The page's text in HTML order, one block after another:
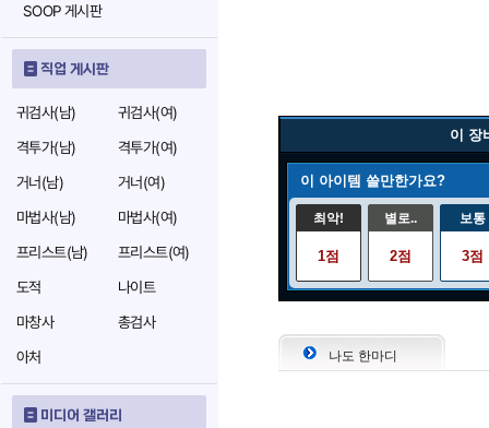
SOOP 게시판
직업 게시판
귀검사(남)
귀검사(여)
격투가(남)
격투가(여)
거너(남)
거너(여)
마법사(남)
마법사(여)
프리스트(남)
프리스트(여)
도적
나이트
마창사
총검사
아처
미디어 갤러리
이 장
이 아이템 쓸만한가요?
최악!
1점
별로..
2점
보통
3점
나도 한마디